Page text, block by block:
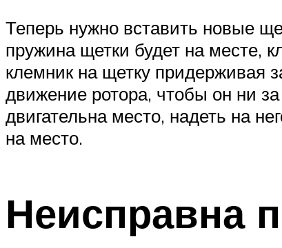
Теперь нужно вставить новые
пружина щетки будет на месте,
клемник на щетку придерживая
движение ротора, чтобы он ни
двигательна место, надеть на
на место.
Неисправна